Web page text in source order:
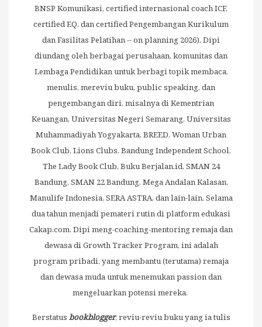
BNSP Komunikasi, certified internasional coach ICF,
certified EQ, dan certified Pengembangan Kurikulum
dan Fasilitas Pelatihan -- on planning 2026). Dipi
diundang oleh berbagai perusahaan, komunitas dan
Lembaga Pendidikan untuk berbagi topik membaca,
menulis, mereviu buku, public speaking, dan
pengembangan diri, misalnya di Kementrian
Keuangan, Universitas Negeri Semarang, Universitas
Muhammadiyah Yogyakarta, BREED, Woman Urban
Book Club, Lions Clubs, Bandung Independent School,
The Lady Book Club, Buku Berjalan.id, SMAN 24
Bandung, SMAN 22 Bandung, Mega Andalan Kalasan,
Manulife Indonesia, SERA ASTRA, dan lain-lain. Selama
dua tahun menjadi pemateri rutin di platform edukasi
Cakap.com. Dipi meng-coaching-mentoring remaja dan
dewasa di Growth Tracker Program, ini adalah
program pribadi, yang membantu (terutama) remaja
dan dewasa muda untuk menemukan passion dan
mengeluarkan potensi mereka.
Berstatus bookblogger, reviu-reviu buku yang ia tulis